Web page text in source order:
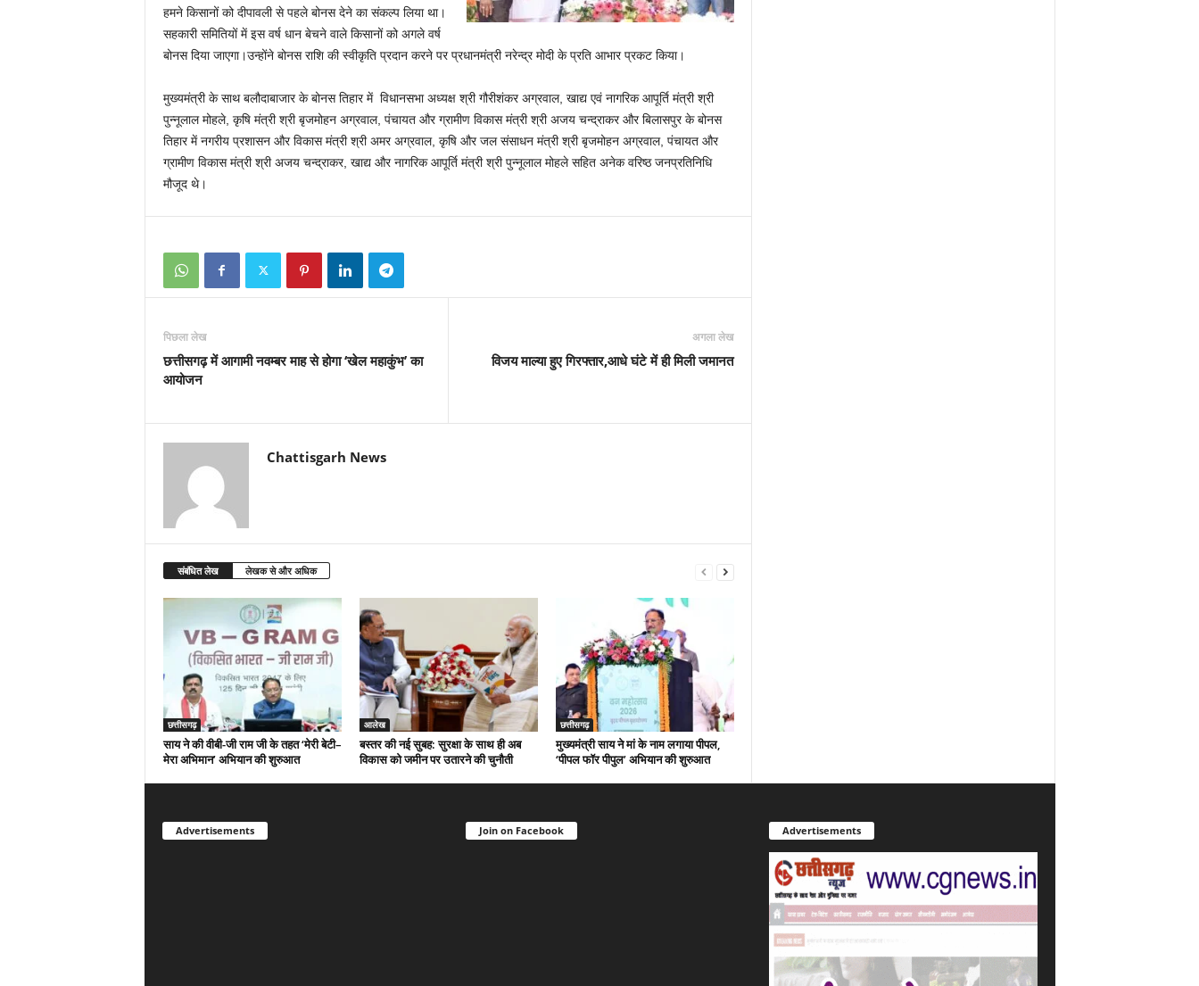
हमने किसानों को दीपावली से पहले बोनस देने का संकल्प लिया था।
सहकारी समितियों में इस वर्ष धान बेचने वाले किसानों को अगले वर्ष
बोनस दिया जाएगा।उन्होंने बोनस राशि की स्वीकृति प्रदान करने पर प्रधानमंत्री नरेन्द्र मोदी के प्रति आभार प्रकट किया।
मुख्यमंत्री के साथ बलौदाबाजार के बोनस तिहार में विधानसभा अध्यक्ष श्री गौरीशंकर अग्रवाल, खाद्य एवं नागरिक आपूर्ति मंत्री श्री
पुन्नूलाल मोहले, कृषि मंत्री श्री बृजमोहन अग्रवाल, पंचायत और ग्रामीण विकास मंत्री श्री अजय चन्द्राकर और बिलासपुर के बोनस
तिहार में नगरीय प्रशासन और विकास मंत्री श्री अमर अग्रवाल, कृषि और जल संसाधन मंत्री श्री बृजमोहन अग्रवाल, पंचायत और
ग्रामीण विकास मंत्री श्री अजय चन्द्राकर, खाद्य और नागरिक आपूर्ति मंत्री श्री पुन्नूलाल मोहले सहित अनेक वरिष्ठ जनप्रतिनिधि
मौजूद थे।
पिछला लेख
छत्तीसगढ़ में आगामी नवम्बर माह से होगा ‘खेल महाकुंभ’ का
आयोजन
अगला लेख
विजय माल्या हुए गिरफ्तार,आधे घंटे में ही मिली जमानत
Chattisgarh News
संबंधित लेख लेखक से और अधिक
छत्तीसगढ़
साय ने की वीबी-जी राम जी के तहत ‘मेरी बेटी–
मेरा अभिमान’ अभियान की शुरुआत
आलेख
बस्तर की नई सुबह: सुरक्षा के साथ ही अब
विकास को जमीन पर उतारने की चुनौती
छत्तीसगढ़
मुख्यमंत्री साय ने मां के नाम लगाया पीपल,
‘पीपल फॉर पीपुल’ अभियान की शुरुआत
Advertisements Join on Facebook Advertisements